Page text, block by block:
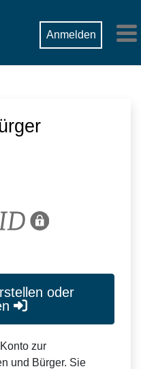
Anmelden
oder
zur
und Bürger. Sie